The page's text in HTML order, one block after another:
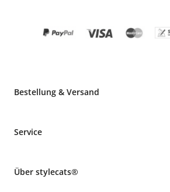
Bestellung & Versand
Informationen zur Lieferung
Produkte reklamieren und zurücksenden
Service
Tierkrankenversicherung
Über stylecats®